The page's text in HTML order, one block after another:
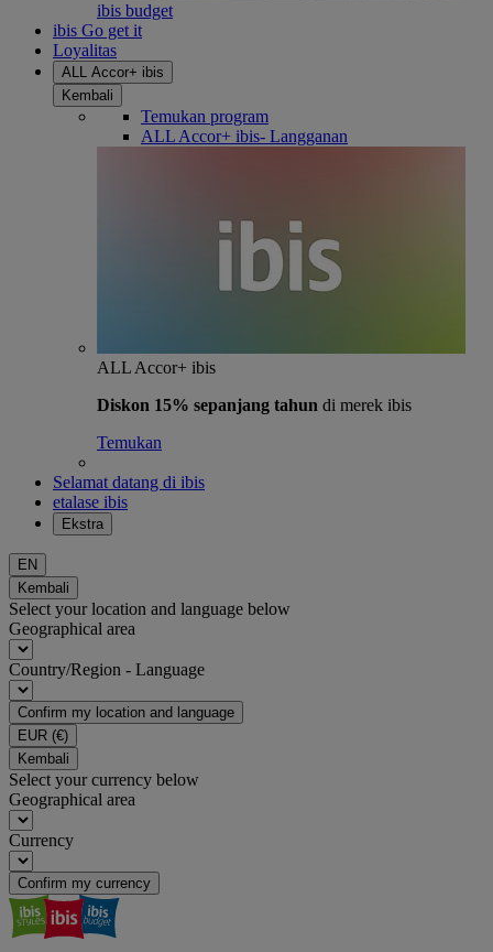
ibis budget
ibis Go get it
Loyalitas
ALL Accor+ ibis
Kembali
Temukan program
ALL Accor+ ibis- Langganan
ALL Accor+ ibis
Diskon 15% sepanjang tahun di merek ibis
Temukan
Selamat datang di ibis
etalase ibis
Ekstra
EN
Kembali
Select your location and language below
Geographical area
Country/Region - Language
Confirm my location and language
EUR (€)
Kembali
Select your currency below
Geographical area
Currency
Confirm my currency